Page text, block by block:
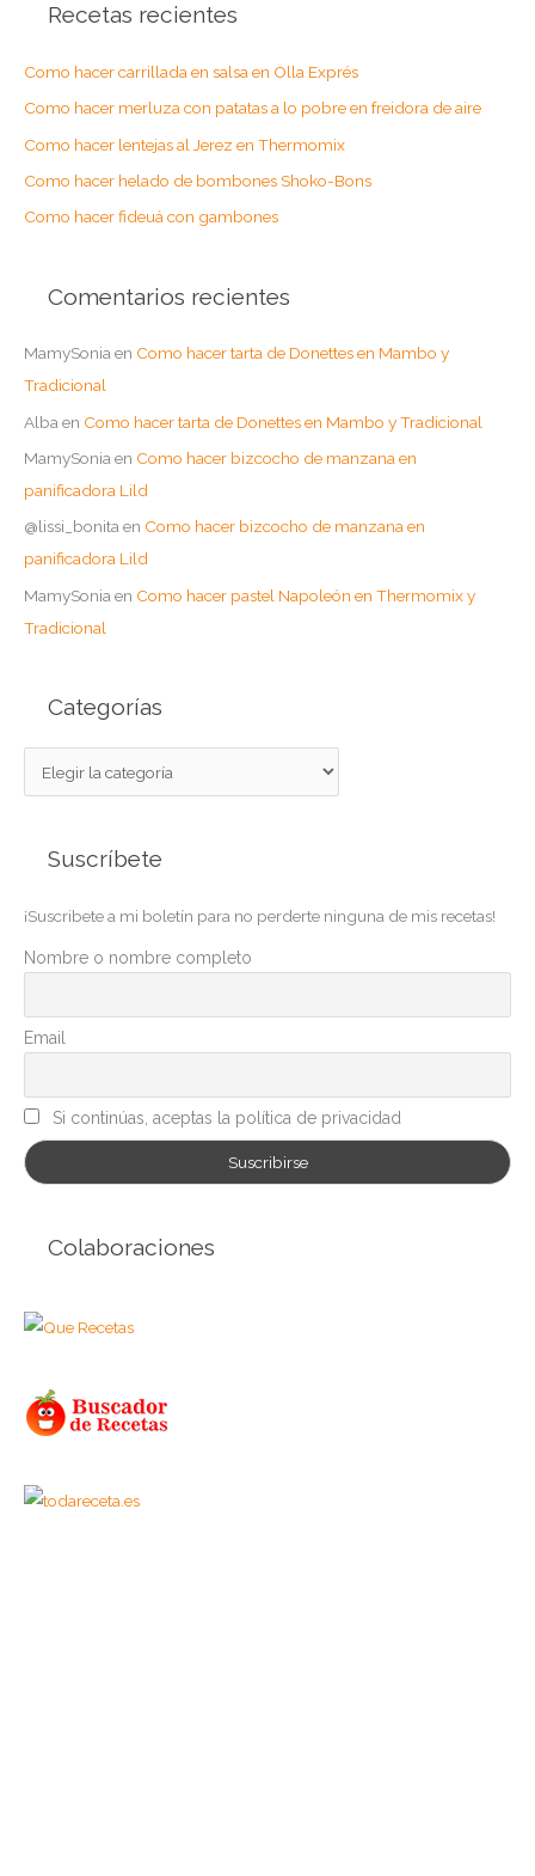
r
p
o
r
Recetas recientes
Como hacer carrillada en salsa en Olla Exprés
Como hacer merluza con patatas a lo pobre en freidora de aire
Como hacer lentejas al Jerez en Thermomix
Como hacer helado de bombones Shoko-Bons
Como hacer fideuá con gambones
Comentarios recientes
MamySonia en Como hacer tarta de Donettes en Mambo y
Tradicional
Alba en Como hacer tarta de Donettes en Mambo y Tradicional
MamySonia en Como hacer bizcocho de manzana en
panificadora Lild
@lissi_bonitaen Como hacer bizcocho de manzana en
panificadora Lild
MamySonia en Como hacer pastel Napoleón en Thermomix y
Tradicional
Categorías
a
o
r
a
s
Suscríbete
¡Suscribete a mi boletín para no perderte ninguna de mis recetas!
Nombre o nombre completo
Email
Si continúas, aceptas la política de privacidad
Colaboraciones